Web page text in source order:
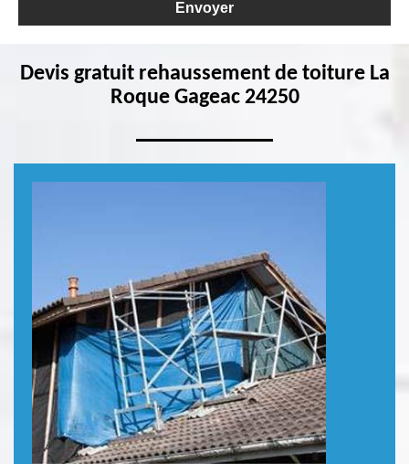
Devis gratuit rehaussement de toiture La
Roque Gageac 24250